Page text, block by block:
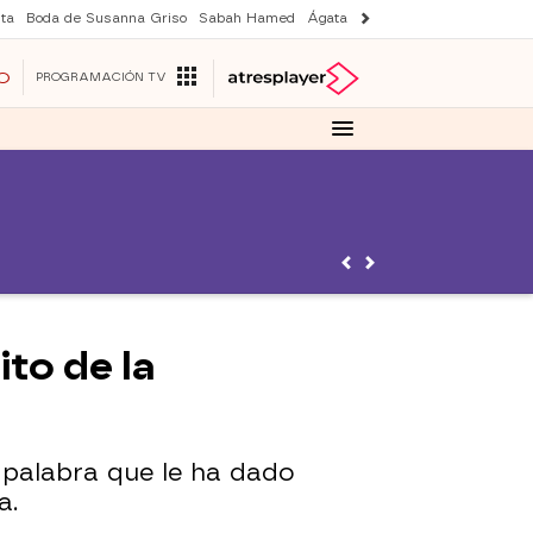
Boda de Susanna Griso Sabah Hamed Ágata y Lola
PROGRAMACIÓN TV
de la
que le ha dado